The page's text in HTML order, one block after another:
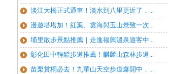
淡江大橋正式通車！淡水到八里更近了，...
漫遊塔塔加！紅葉、雲海與玉山景致一次...
埔里散步景點推薦｜走進福興溫泉遊客中...
彰化田中輕鬆步道推薦！麒麟山森林步道...
苗栗賞桐必去！九華山天空步道爆開中，...